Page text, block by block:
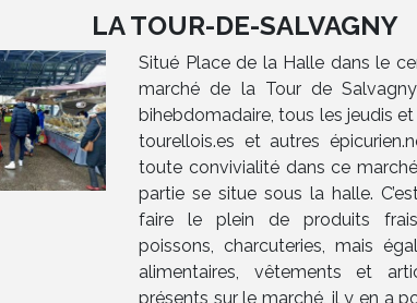
LA TOUR-DE-SALVAGNY
Situé Place de la Halle dans le
marché de la Tour de
bihebdomadaire, tous les jeudis
tourellois.es et autres
toute convivialité dans ce
partie se situe sous la halle.
faire le plein de produits
poissons, charcuteries, mais
alimentaires, vêtements et
présents sur le marché, il y en a